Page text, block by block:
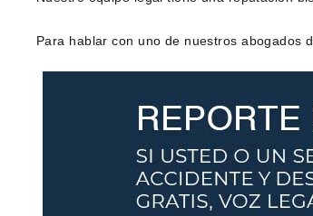
Para hablar con uno de nuestros abogados